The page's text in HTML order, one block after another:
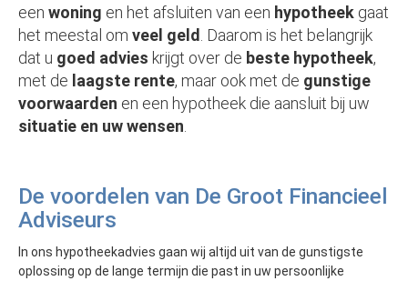
een woning en het afsluiten van een hypotheek gaat
het meestal om veel geld . Daarom is het belangrijk
dat u goed advies krijgt over de beste hypotheek,
met de laagste rente, maar ook met de gunstige
voorwaarden en een hypotheek die aansluit bij uw
situatie en uw wensen
De voordelen van De Groot Financieel
Adviseurs
In ons hypotheekadvies gaan wij altijd uit van de gunstigste
oplossing op de lange termijn die past in uw persoonlijke